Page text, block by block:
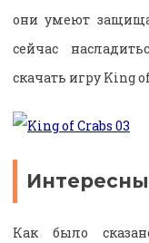
они умеют
сейчас
скачать игру King
Как было